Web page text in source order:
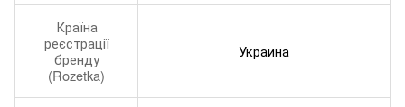
Країна
реєстрації
бренду
(Rozetka)
Украина